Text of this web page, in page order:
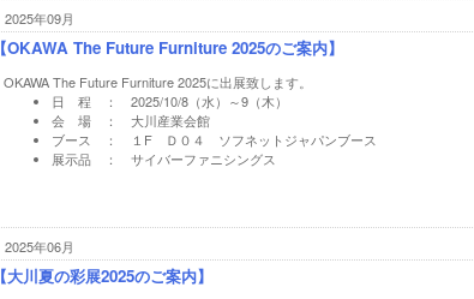
2025年09月
【OKAWA The Future Furniture 2025のご案内】
OKAWA The Future Furniture 2025に出展致します。
日 程 ： 2025/10/8（水）～9（木）
会 場 ： 大川産業会館
ブース ： １F Ｄ０４ ソフネットジャパンブース
展示品 ： サイバーファニシングス
2025年06月
【大川夏の彩展2025のご案内】